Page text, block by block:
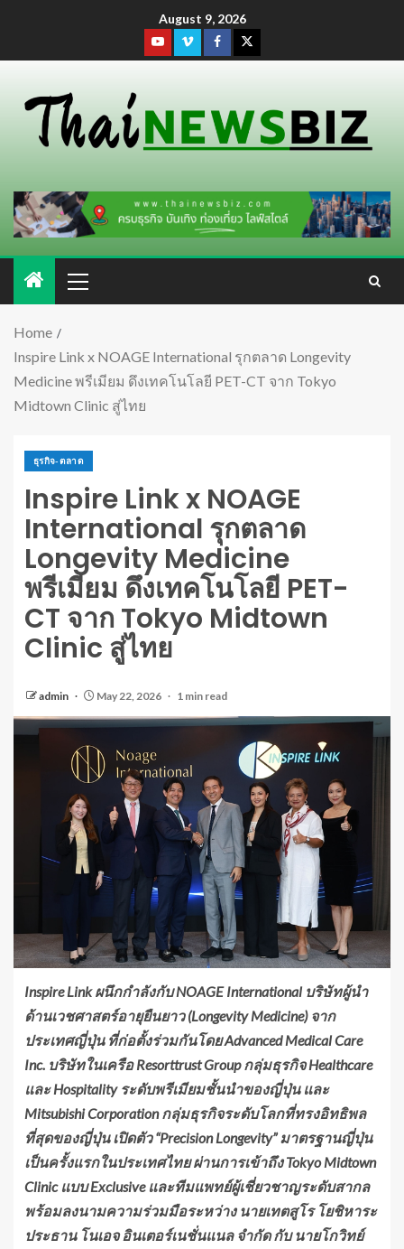
August 9, 2026
Home
Inspire Link x NOAGE International รุกตลาด Longevity
Medicine พรีเมียม ดึงเทคโนโลยี PET-CT จาก Tokyo
Midtown Clinic สู่ไทย
ธุรกิจ-ตลาด
Inspire Link x NOAGE
International รุกตลาด
Longevity Medicine
พรีเมียม ดึงเทคโนโลยี PET-
CT จาก Tokyo Midtown
Clinic สู่ไทย
admin May 22, 2026 1 min read
Inspire Link ผนึกกำลังกับ NOAGE International บริษัทผู้นำ
ด้านเวชศาสตร์อายุยืนยาว (Longevity Medicine) จาก
ประเทศญี่ปุ่น ที่ก่อตั้งร่วมกันโดย Advanced Medical Care
Inc. บริษัทในเครือ Resorttrust Group กลุ่มธุรกิจ Healthcare
และ Hospitality ระดับพรีเมียมชั้นนำของญี่ปุ่น และ
Mitsubishi Corporation กลุ่มธุรกิจระดับโลกที่ทรงอิทธิพล
ที่สุดของญี่ปุ่น เปิดตัว “Precision Longevity” มาตรฐานญี่ปุ่น
เป็นครั้งแรกในประเทศไทย ผ่านการเข้าถึง Tokyo Midtown
Clinic แบบ Exclusive และทีมแพทย์ผู้เชี่ยวชาญระดับสากล
พร้อมลงนามความร่วมมือระหว่าง นายเทตสูโร โยชิหาระ
ประธาน โนเอจ อินเตอร์เนชั่นแนล จำกัด กับ นายโกวิทย์